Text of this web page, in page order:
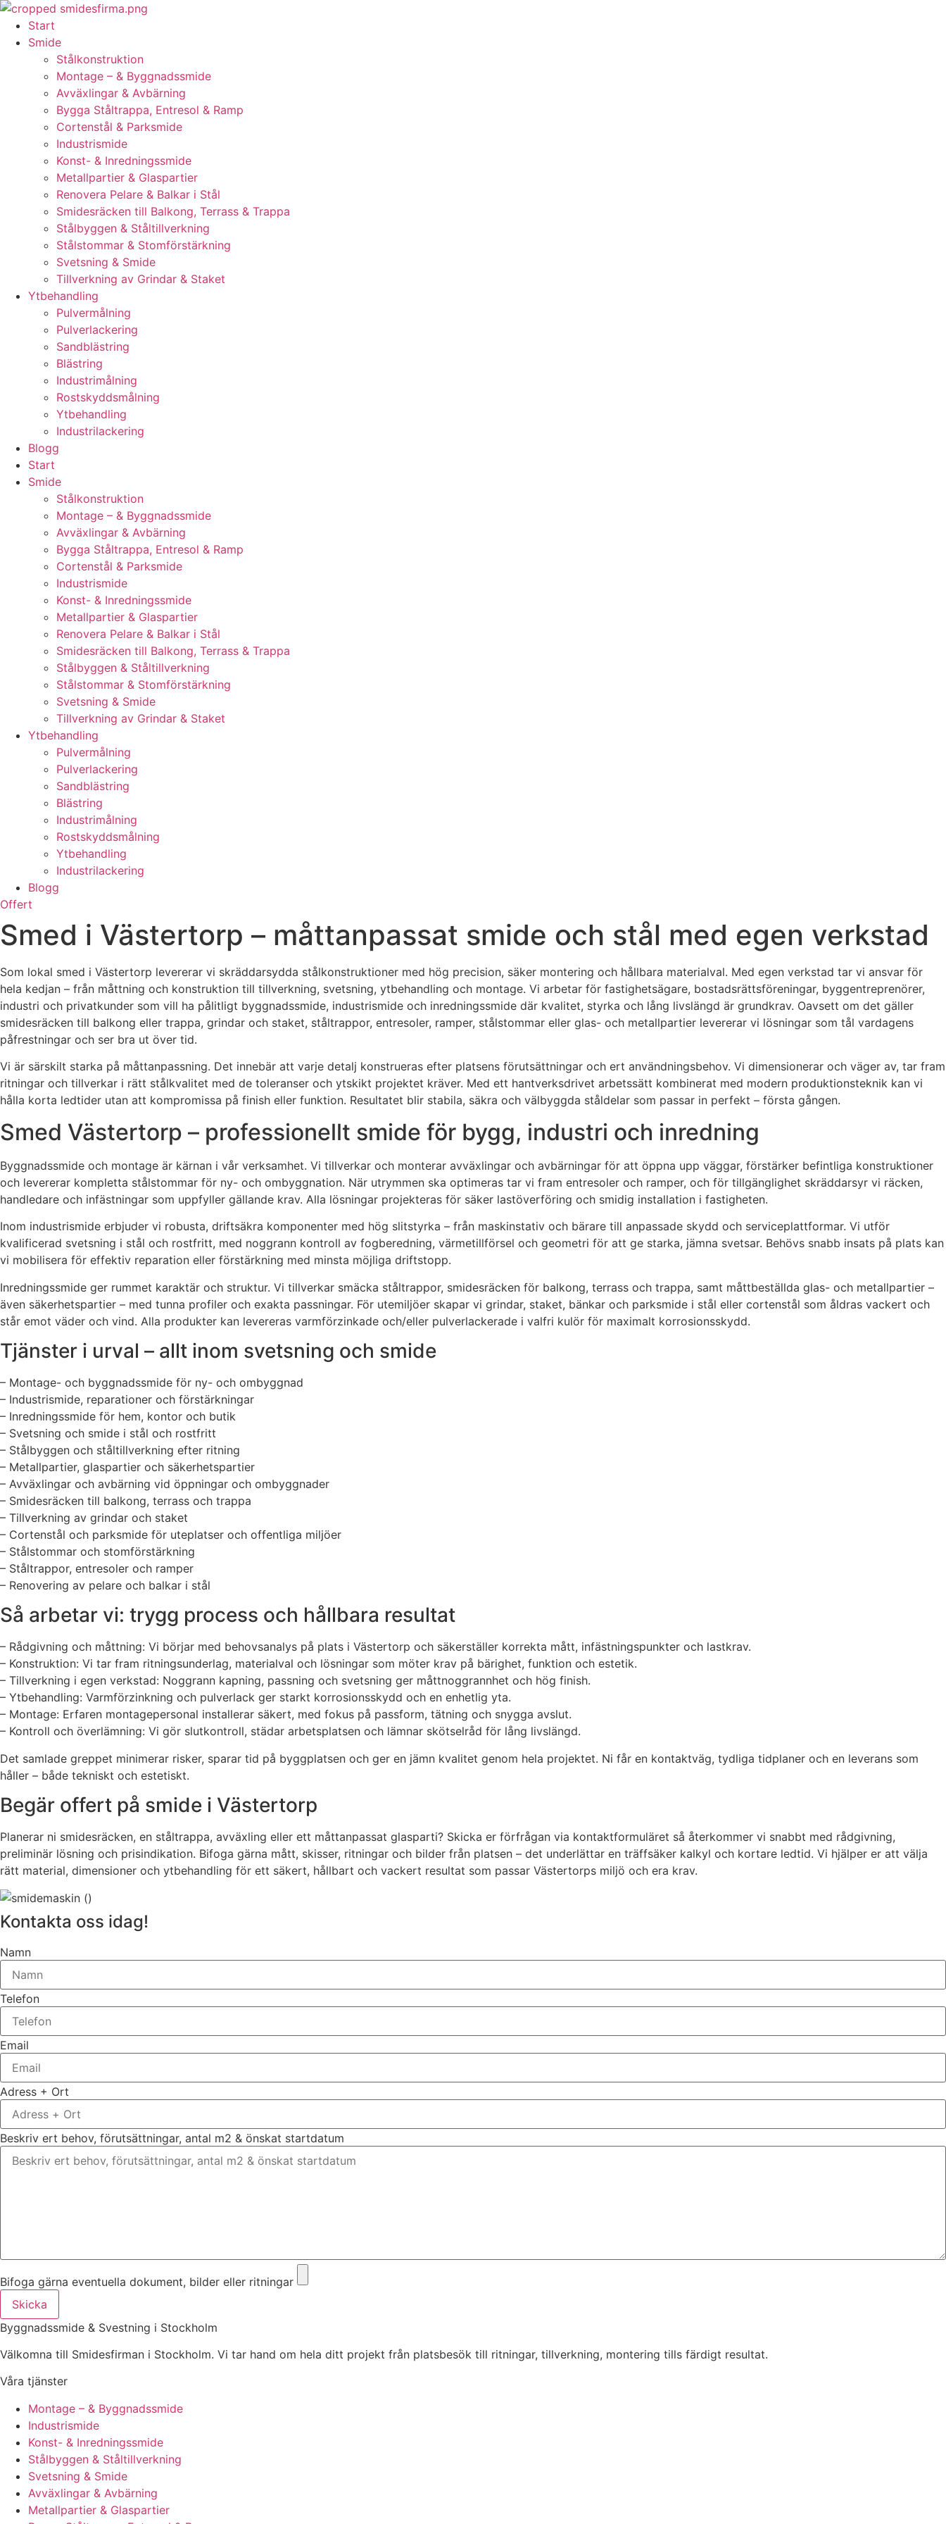
Skip
content
Start
Smide
Stålkonstruktion
Montage – & Byggnadssmide
Avväxlingar & Avbärning
Bygga Ståltrappa, Entresol & Ramp
Cortenstål & Parksmide
Industrismide
Konst- & Inredningssmide
Metallpartier & Glaspartier
Renovera Pelare & Balkar i Stål
Smidesräcken till Balkong, Terrass & Trappa
Stålbyggen & Ståltillverkning
Stålstommar & Stomförstärkning
Svetsning & Smide
Tillverkning av Grindar & Staket
Ytbehandling
Pulvermålning
Pulverlackering
Sandblästring
Blästring
Industrimålning
Rostskyddsmålning
Ytbehandling
Industrilackering
Blogg
Start
Smide
Stålkonstruktion
Montage – & Byggnadssmide
Avväxlingar & Avbärning
Bygga Ståltrappa, Entresol & Ramp
Cortenstål & Parksmide
Industrismide
Konst- & Inredningssmide
Metallpartier & Glaspartier
Renovera Pelare & Balkar i Stål
Smidesräcken till Balkong, Terrass & Trappa
Stålbyggen & Ståltillverkning
Stålstommar & Stomförstärkning
Svetsning & Smide
Tillverkning av Grindar & Staket
Ytbehandling
Pulvermålning
Pulverlackering
Sandblästring
Blästring
Industrimålning
Rostskyddsmålning
Ytbehandling
Industrilackering
Blogg
Offert
Smed i Västertorp – måttanpassat smide och stål med egen verkstad
Som lokal smed i Västertorp levererar vi skräddarsydda stålkonstruktioner med hög precision, säker montering och hållbara materialval. Med egen verkstad tar vi ansvar för
hela kedjan – från måttning och konstruktion till tillverkning, svetsning, ytbehandling och montage. Vi arbetar för fastighetsägare, bostadsrättsföreningar, byggentreprenörer,
industri och privatkunder som vill ha pålitligt byggnadssmide, industrismide och inredningssmide där kvalitet, styrka och lång livslängd är grundkrav. Oavsett om det gäller
smidesräcken till balkong eller trappa, grindar och staket, ståltrappor, entresoler, ramper, stålstommar eller glas- och metallpartier levererar vi lösningar som tål vardagens
påfrestningar och ser bra ut över tid.
Vi är särskilt starka på måttanpassning. Det innebär att varje detalj konstrueras efter platsens förutsättningar och ert användningsbehov. Vi dimensionerar och väger av, tar fram
ritningar och tillverkar i rätt stålkvalitet med de toleranser och ytskikt projektet kräver. Med ett hantverksdrivet arbetssätt kombinerat med modern produktionsteknik kan vi
hålla korta ledtider utan att kompromissa på finish eller funktion. Resultatet blir stabila, säkra och välbyggda ståldelar som passar in perfekt – första gången.
Smed Västertorp – professionellt smide för bygg, industri och inredning
Byggnadssmide och montage är kärnan i vår verksamhet. Vi tillverkar och monterar avväxlingar och avbärningar för att öppna upp väggar, förstärker befintliga konstruktioner
och levererar kompletta stålstommar för ny- och ombyggnation. När utrymmen ska optimeras tar vi fram entresoler och ramper, och för tillgänglighet skräddarsyr vi räcken,
handledare och infästningar som uppfyller gällande krav. Alla lösningar projekteras för säker lastöverföring och smidig installation i fastigheten.
Inom industrismide erbjuder vi robusta, driftsäkra komponenter med hög slitstyrka – från maskinstativ och bärare till anpassade skydd och serviceplattformar. Vi utför
kvalificerad svetsning i stål och rostfritt, med noggrann kontroll av fogberedning, värmetillförsel och geometri för att ge starka, jämna svetsar. Behövs snabb insats på plats kan
vi mobilisera för effektiv reparation eller förstärkning med minsta möjliga driftstopp.
Inredningssmide ger rummet karaktär och struktur. Vi tillverkar smäcka ståltrappor, smidesräcken för balkong, terrass och trappa, samt måttbeställda glas- och metallpartier –
även säkerhetspartier – med tunna profiler och exakta passningar. För utemiljöer skapar vi grindar, staket, bänkar och parksmide i stål eller cortenstål som åldras vackert och
står emot väder och vind. Alla produkter kan levereras varmförzinkade och/eller pulverlackerade i valfri kulör för maximalt korrosionsskydd.
Tjänster i urval – allt inom svetsning och smide
– Montage- och byggnadssmide för ny- och ombyggnad
– Industrismide, reparationer och förstärkningar
– Inredningssmide för hem, kontor och butik
– Svetsning och smide i stål och rostfritt
– Stålbyggen och ståltillverkning efter ritning
– Metallpartier, glaspartier och säkerhetspartier
– Avväxlingar och avbärning vid öppningar och ombyggnader
– Smidesräcken till balkong, terrass och trappa
– Tillverkning av grindar och staket
– Cortenstål och parksmide för uteplatser och offentliga miljöer
– Stålstommar och stomförstärkning
– Ståltrappor, entresoler och ramper
– Renovering av pelare och balkar i stål
Så arbetar vi: trygg process och hållbara resultat
– Rådgivning och måttning: Vi börjar med behovsanalys på plats i Västertorp och säkerställer korrekta mått, infästningspunkter och lastkrav.
– Konstruktion: Vi tar fram ritningsunderlag, materialval och lösningar som möter krav på bärighet, funktion och estetik.
– Tillverkning i egen verkstad: Noggrann kapning, passning och svetsning ger måttnoggrannhet och hög finish.
– Ytbehandling: Varmförzinkning och pulverlack ger starkt korrosionsskydd och en enhetlig yta.
– Montage: Erfaren montagepersonal installerar säkert, med fokus på passform, tätning och snygga avslut.
– Kontroll och överlämning: Vi gör slutkontroll, städar arbetsplatsen och lämnar skötselråd för lång livslängd.
Det samlade greppet minimerar risker, sparar tid på byggplatsen och ger en jämn kvalitet genom hela projektet. Ni får en kontaktväg, tydliga tidplaner och en leverans som
håller – både tekniskt och estetiskt.
Begär offert på smide i Västertorp
Planerar ni smidesräcken, en ståltrappa, avväxling eller ett måttanpassat glasparti? Skicka er förfrågan via kontaktformuläret så återkommer vi snabbt med rådgivning,
preliminär lösning och prisindikation. Bifoga gärna mått, skisser, ritningar och bilder från platsen – det underlättar en träffsäker kalkyl och kortare ledtid. Vi hjälper er att välja
rätt material, dimensioner och ytbehandling för ett säkert, hållbart och vackert resultat som passar Västertorps miljö och era krav.
Kontakta oss idag!
Namn
Telefon
Email
Adress + Ort
Beskriv ert behov, förutsättningar, antal m2 & önskat startdatum
Bifoga gärna eventuella dokument, bilder eller ritningar
Skicka
Byggnadssmide & Svestning i Stockholm
Välkomna till Smidesfirman i Stockholm. Vi tar hand om hela ditt projekt från platsbesök till ritningar, tillverkning, montering tills färdigt resultat.
Våra tjänster
Montage – & Byggnadssmide
Industrismide
Konst- & Inredningssmide
Stålbyggen & Ståltillverkning
Svetsning & Smide
Avväxlingar & Avbärning
Metallpartier & Glaspartier